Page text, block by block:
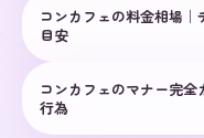
コンカフェの料金相場
目安
コンカフェのマナー完
行為